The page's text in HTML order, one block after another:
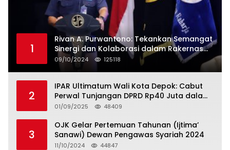
1
Rivan A. Purwantono: Tekankan Semangat
Sinergi dan Kolaborasi dalam Rakernas
Serikat Pekerja Jasa Raharja
09/10/2024 125118
2
IPAR Ultimatum Wali Kota Depok: Cabut
Perwal Tunjangan DPRD Rp40 Juta dalam
5 Hari atau Hadapi Aksi Rakyat
01/09/2025 48409
3
OJK Gelar Pertemuan Tahunan (Ijtima’
Sanawi) Dewan Pengawas Syariah 2024
11/10/2024 44847